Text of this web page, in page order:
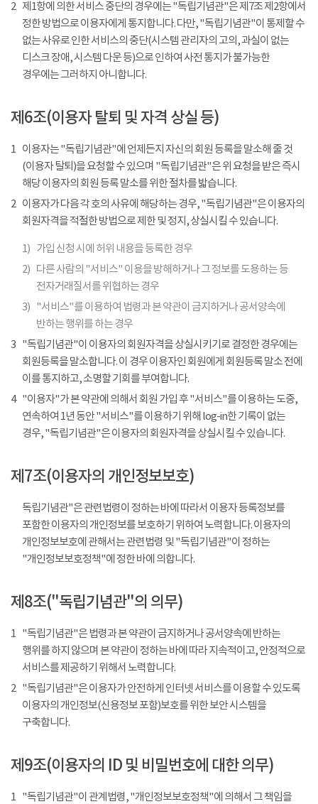
2 제1항에 의한 서비스 중단의 경우에는 "독립기념관"은 제7조 제2항에서
정한 방법으로 이용자에게 통지합니다. 다만, "독립기념관"이 통제할 수
없는 사유로 인한 서비스의 중단(시스템 관리자의 고의, 과실이 없는
디스크 장애, 시스템 다운 등)으로 인하여 사전 통지가 불가능한
경우에는 그러하지 아니합니다.
제6조(이용자 탈퇴 및 자격 상실 등)
1 이용자는 "독립기념관"에 언제든지 자신의 회원 등록을 말소해 줄 것
(이용자 탈퇴)을 요청할 수 있으며 "독립기념관"은 위 요청을 받은 즉시
해당 이용자의 회원 등록 말소를 위한 절차를 밟습니다.
2 이용자가 다음 각 호의 사유에 해당하는 경우, "독립기념관"은 이용자의
회원자격을 적절한 방법으로 제한 및 정지, 상실시킬 수 있습니다.
1) 가입 신청 시에 허위 내용을 등록한 경우
2) 다른 사람의 "서비스" 이용을 방해하거나 그 정보를 도용하는 등
전자거래질서를 위협하는 경우
3) "서비스"를 이용하여 법령과 본 약관이 금지하거나 공서양속에
반하는 행위를 하는 경우
3 "독립기념관"이 이용자의 회원자격을 상실시키기로 결정한 경우에는
회원등록을 말소합니다. 이 경우 이용자인 회원에게 회원등록 말소 전에
이를 통지하고, 소명할 기회를 부여합니다.
4
"이용자"가 본 약관에 의해서 회원 가입 후 "서비스"를 이용하는 도중,
연속하여 1년 동안 "서비스"를 이용하기 위해 log-in한 기록이 없는
경우, "독립기념관"은 이용자의 회원자격을 상실시킬 수 있습니다.
제7조(이용자의 개인정보보호)
독립기념관"은 관련법령이 정하는 바에 따라서 이용자 등록정보를
포함한 이용자의 개인정보를 보호하기 위하여 노력합니다. 이용자의
개인정보보호에 관해서는 관련법령 및 "독립기념관"이 정하는
"개인정보보호정책"에 정한 바에 의합니다.
제8조("독립기념관"의 의무)
1 "독립기념관"은 법령과 본 약관이 금지하거나 공서양속에 반하는
행위를 하지 않으며 본 약관이 정하는 바에 따라 지속적이고, 안정적으로
서비스를 제공하기 위해서 노력합니다.
2 "독립기념관"은 이용자가 안전하게 인터넷 서비스를 이용할 수 있도록
이용자의 개인정보(신용정보 포함)보호를 위한 보안 시스템을
구축합니다.
제9조(이용자의 ID 및 비밀번호에 대한 의무)
1 "독립기념관"이 관계법령, "개인정보보호정책"에 의해서 그 책임을